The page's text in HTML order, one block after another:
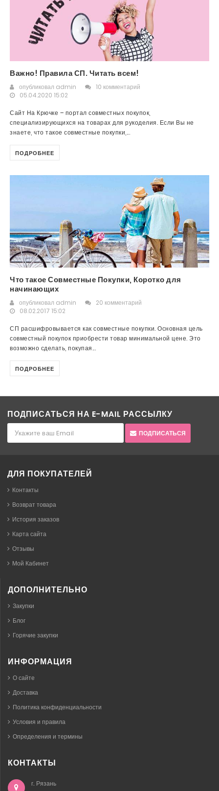
Важно! Правила СП. Читать всем!
опубликовал admin
10 комментарий
05.04.2020 15:02
Сайт На Крючке – портал совместных покупок,
специализирующихся на товарах для рукоделия. Если Вы не
знаете, что такое совместные покупки,...
ПОДРОБНЕЕ
Что такое Совместные Покупки, Коротко для
начинающих
опубликовал admin
20 комментарий
08.02.2017 15:02
СП расшифровывается как совместные покупки. Основная цель
совместный покупок приобрести товар минимальной цене. Это
возможно сделать, покупая...
ПОДРОБНЕЕ
ПОДПИСАТЬСЯ НА E-MAIL РАССЫЛКУ
ПОДПИСАТЬСЯ
ДЛЯ ПОКУПАТЕЛЕЙ
Контакты
Возврат товара
История заказов
Карта сайта
Отзывы
Мой Кабинет
ДОПОЛНИТЕЛЬНО
Закупки
Блог
Горячие закупки
ИНФОРМАЦИЯ
О сайте
Доставка
Политика конфиденциальности
Условия и правила
Определения и термины
КОНТАКТЫ
г. Рязань